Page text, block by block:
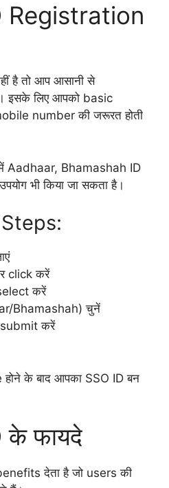
Registration
है तो आप आसानी से
इसके लिए आपको basic
number की जरूरत होती
Aadhaar, Bhamashah ID
भी किया जा सकता है।
click करें
करें
Bhamashah) चुनें
करें
के बाद आपका SSO ID बन
के फायदे
देता है जो users की